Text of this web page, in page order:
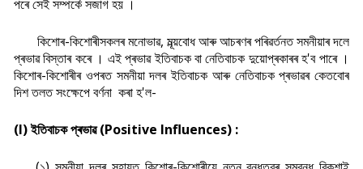
পৰে সেই সম্পৰ্কে সজাগ হয় ।
কিশোৰ-কিশোৰীসকলৰ মনোভাৱ, মূল্য়বোধ আৰু আচৰণৰ পৰিৱৰ্তনত সমনীয়াৰ দলে
প্ৰভাৱ বিস্তাৰ কৰে । এই প্ৰভাৱ ইতিবাচক বা নেতিবাচক দুয়োপ্ৰকাৰৰ হ'ব পাৰে ।
কিশোৰ-কিশোৰীৰ ওপৰত সমনীয়া দলৰ ইতিবাচক আৰু নেতিবাচক প্ৰভাৱৰ কেতবোৰ
দিশ তলত সংক্ষেপে বৰ্ণনা কৰা হ'ল-
(I) ইতিবাচক প্ৰভাৱ (Positive Influences) :